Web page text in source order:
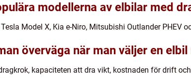
modellerna av elbilar med
Model X, Kia e-Niro, Mitsubishi Outlander PHEV
överväga när man väljer en
kapaciteten att dra vikt, kostnaden för drift